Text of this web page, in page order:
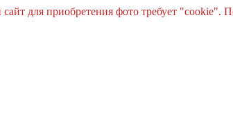
для приобретения фото требует "cookie".